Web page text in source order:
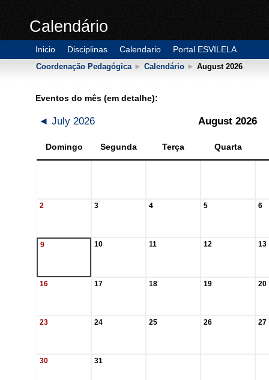
Calendário
Inicio Disciplinas Calendario Portal ESVILELA
Coordenação Pedagógica ► Calendário ► August 2026
Eventos do mês (em detalhe):
◄ July 2026 August 2026
Domingo Segunda Terça Quarta
2 3 4 5 6
9 10 11 12 13
16 17 18 19 20
23 24 25 26 27
30 31